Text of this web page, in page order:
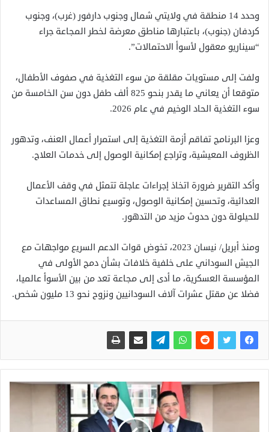
وحدد 14 منطقة في ولايتي شمال وجنوب دارفور (غرب)، وجنوب
كردفان (جنوب)، باعتبارها مناطق معرضة لخطر المجاعة جراء
“سيناريو معقول لأسوأ الاحتمالات”.
ولفت إلى مستويات مقلقة من سوء التغذية في صفوف الأطفال،
متوقعا أن يعاني ما يقدر بنحو 825 ألف طفل دون سن الخامسة من
سوء التغذية الحاد الوخيم في عام 2026.
وعزا البرنامج تفاقم أزمة التغذية إلى استمرار أعمال العنف، وتدهور
الظروف المعيشية، وتراجع إمكانية الوصول إلى خدمات العلاج.
وأكد التقرير ضرورة اتخاذ إجراءات عاجلة تتمثل في وقف الأعمال
العدائية، وتحسين إمكانية الوصول، وتوسيع نطاق المساعدات
للحيلولة دون حدوث مزيد من التدهور.
ومنذ أبريل/ نيسان 2023، تخوض قوات الدعم السريع مواجهات مع
الجيش السوداني على خلفية خلافات بشأن دمج الأولى في
المؤسسة العسكرية، ما أدى إلى مجاعة تعد من بين الأسوأ عالميا،
فضلا عن مقتل عشرات آلاف السودانيين ونزوح نحو 13 مليون شخص.​​​​​​​